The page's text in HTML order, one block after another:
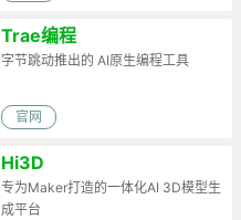
Trae编程
字节跳动推出的 AI原生编程工具
官网
Hi3D
专为Maker打造的一体化AI 3D模型生
成平台